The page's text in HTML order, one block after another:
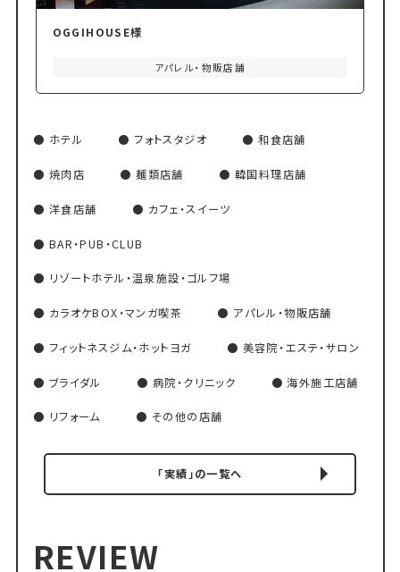
OGGIHOUSE様
アパレル・物販店舗
ホテル フォトスタジオ 和食店舗
焼肉店 麺類店舗 韓国料理店舗
洋食店舗 カフェ・スイーツ
BAR・PUB・CLUB
リゾートホテル・温泉施設・ゴルフ場
カラオケBOX・マンガ喫茶 アパレル・物販店舗
フィットネスジム・ホットヨガ 美容院・エステ・サロン
ブライダル 病院・クリニック 海外施工店舗
リフォーム その他の店舗
「実績」の一覧へ
REVIEW